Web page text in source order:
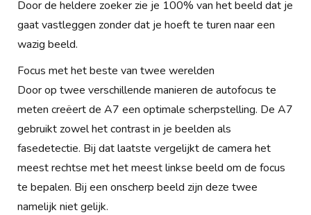
Door de heldere zoeker zie je 100% van het beeld dat je
gaat vastleggen zonder dat je hoeft te turen naar een
wazig beeld.
Focus met het beste van twee werelden
Door op twee verschillende manieren de autofocus te
meten creëert de A7 een optimale scherpstelling. De A7
gebruikt zowel het contrast in je beelden als
fasedetectie. Bij dat laatste vergelijkt de camera het
meest rechtse met het meest linkse beeld om de focus
te bepalen. Bij een onscherp beeld zijn deze twee
namelijk niet gelijk.